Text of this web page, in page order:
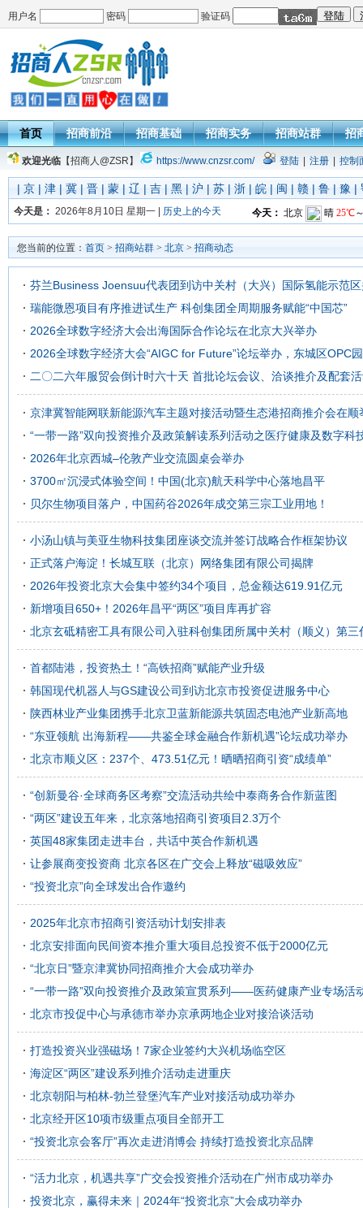
用户名 密码 验证码
首页 招商前沿 招商基础 招商实务 招商站群 招
欢迎光临 【招商人@ZSR】 https://www.cnzsr.com/ 登陆 注册 控制
| 京 | 津 | 冀 | 晋 | 蒙 | 辽 | 吉 | 黑 | 沪 | 苏 | 浙 | 皖 | 闽 | 赣 | 鲁 | 豫 |
今天是： 2026年8月10日 星期一 | 历史上的今天
您当前的位置： 首页 > 招商站群 > 北京 > 招商动态
芬兰Business Joensuu代表团到访中关村（大兴）国际氢能示范
瑞能微恩项目有序推进试生产 科创集团全周期服务赋能“中国芯”
2026全球数字经济大会出海国际合作论坛在北京大兴举办
2026全球数字经济大会“AIGC for Future”论坛举办，东城区OPC
二〇二六年服贸会倒计时六十天 首批论坛会议、洽谈推介及配套
京津冀智能网联新能源汽车主题对接活动暨生态港招商推介会在顺
“一带一路”双向投资推介及政策解读系列活动之医疗健康及数字科
2026年北京西城–伦敦产业交流圆桌会举办
3700㎡沉浸式体验空间！中国(北京)航天科学中心落地昌平
贝尔生物项目落户，中国药谷2026年成交第三宗工业用地！
小汤山镇与美亚生物科技集团座谈交流并签订战略合作框架协议
正式落户海淀！长城互联（北京）网络集团有限公司揭牌
2026年投资北京大会集中签约34个项目，总金额达619.91亿元
新增项目650+！2026年昌平“两区”项目库再扩容
北京玄砥精密工具有限公司入驻科创集团所属中关村（顺义）第
首都陆港，投资热土！“高铁招商”赋能产业升级
韩国现代机器人与GS建设公司到访北京市投资促进服务中心
陕西林业产业集团携手北京卫蓝新能源共筑固态电池产业新高地
“东亚领航 出海新程——共鉴全球金融合作新机遇”论坛成功举办
北京市顺义区：237个、473.51亿元！晒晒招商引资“成绩单”
“创新曼谷·全球商务区考察”交流活动共绘中泰商务合作新蓝图
“两区”建设五年来，北京落地招商引资项目2.3万个
英国48家集团走进丰台，共话中英合作新机遇
让参展商变投资商 北京各区在广交会上释放“磁吸效应”
“投资北京”向全球发出合作邀约
2025年北京市招商引资活动计划安排表
北京安排面向民间资本推介重大项目总投资不低于2000亿元
“北京日”暨京津冀协同招商推介大会成功举办
“一带一路”双向投资推介及政策宣贯系列——医药健康产业专场活
北京市投促中心与承德市举办京承两地企业对接洽谈活动
打造投资兴业强磁场！7家企业签约大兴机场临空区
海淀区“两区”建设系列推介活动走进重庆
北京朝阳与柏林-勃兰登堡汽车产业对接活动成功举办
北京经开区10项市级重点项目全部开工
“投资北京会客厅”再次走进消博会 持续打造投资北京品牌
“活力北京，机遇共享”广交会投资推介活动在广州市成功举办
投资北京，赢得未来｜2024年“投资北京”大会成功举办